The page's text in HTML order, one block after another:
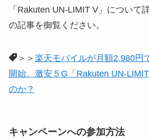
「Rakuten UN-LIMIT V」について
の記事を御覧ください。
＞＞ 楽天モバイルが月額2,980円
開始。激安５G「Rakuten UN-
のか？
キャンペーンへの参加方法